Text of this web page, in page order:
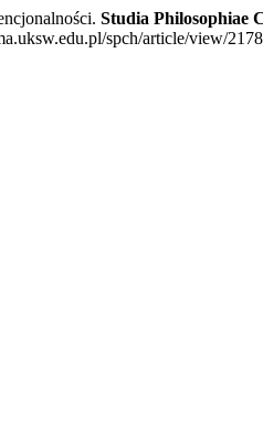
Studia Philosophiae
spch/article/view/